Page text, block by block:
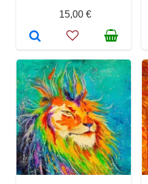
15,00 €